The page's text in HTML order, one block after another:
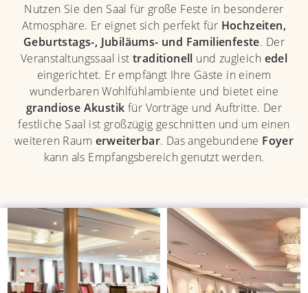
Nutzen Sie den Saal für große Feste in besonderer
Atmosphäre. Er eignet sich perfekt für Hochzeiten,
Geburtstags-, Jubiläums- und Familienfeste. Der
Veranstaltungssaal isttraditionell und zugleich edel
eingerichtet. Er empfängt Ihre Gäste in einem
wunderbaren Wohlfühlambiente und bietet eine
grandiose Akustik für Vorträge und Auftritte. Der
festliche Saal ist großzügig geschnitten und um einen
weiteren Raum erweiterbar. Das angebundene Foyer
kann als Empfangsbereich genutzt werden.